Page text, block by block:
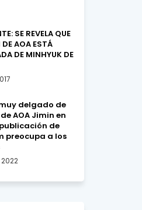
SE REVELA QUE
DE AOA ESTÁ
DE MINHYUK DE
delgado de
AOA Jimin en
de
preocupa a los